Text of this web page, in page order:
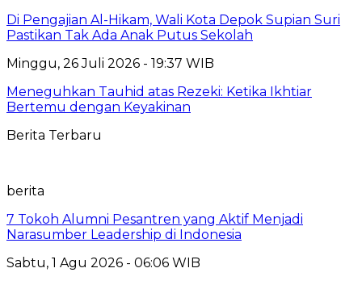
Di Pengajian Al-Hikam, Wali Kota Depok Supian Suri
Pastikan Tak Ada Anak Putus Sekolah
Minggu, 26 Juli 2026 - 19:37 WIB
Meneguhkan Tauhid atas Rezeki: Ketika Ikhtiar
Bertemu dengan Keyakinan
Berita Terbaru
berita
7 Tokoh Alumni Pesantren yang Aktif Menjadi
Narasumber Leadership di Indonesia
Sabtu, 1 Agu 2026 - 06:06 WIB